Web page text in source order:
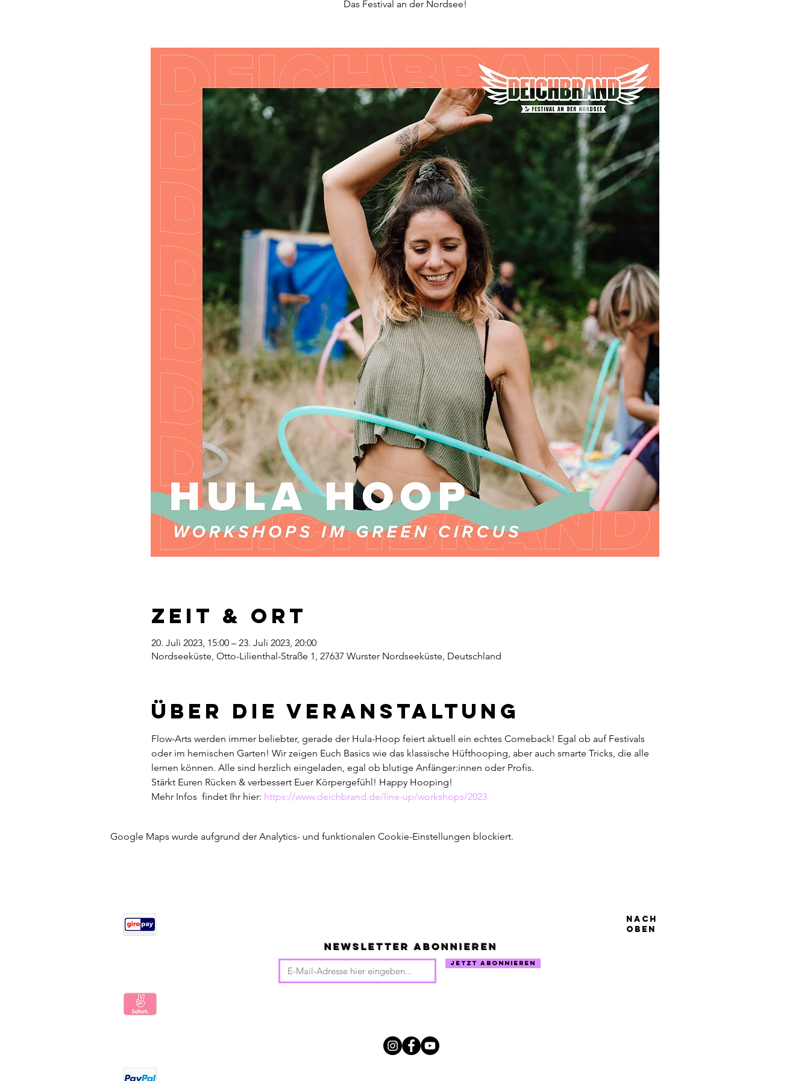
Das Festival an der Nordsee!
Zeit & Ort
20. Juli 2023, 15:00 – 23. Juli 2023, 20:00
Nordseeküste, Otto-Lilienthal-Straße 1, 27637 Wurster Nordseeküste, Deutschland
Über die Veranstaltung
Flow-Arts werden immer beliebter, gerade der Hula-Hoop feiert aktuell ein echtes Comeback! Egal ob auf Festivals
oder im hemischen Garten! Wir zeigen Euch Basics wie das klassische Hüfthooping, aber auch smarte Tricks, die alle
lernen können. Alle sind herzlich eingeladen, egal ob blutige Anfänger:innen oder Profis.
Stärkt Euren Rücken & verbessert Euer Körpergefühl! Happy Hooping!
Mehr Infos  findet Ihr hier: https://www.deichbrand.de/line-up/workshops/2023
Google Maps wurde aufgrund der Analytics- und funktionalen Cookie-Einstellungen blockiert.
Newsletter abonnieren
Jetzt abonnieren
Nach
oben